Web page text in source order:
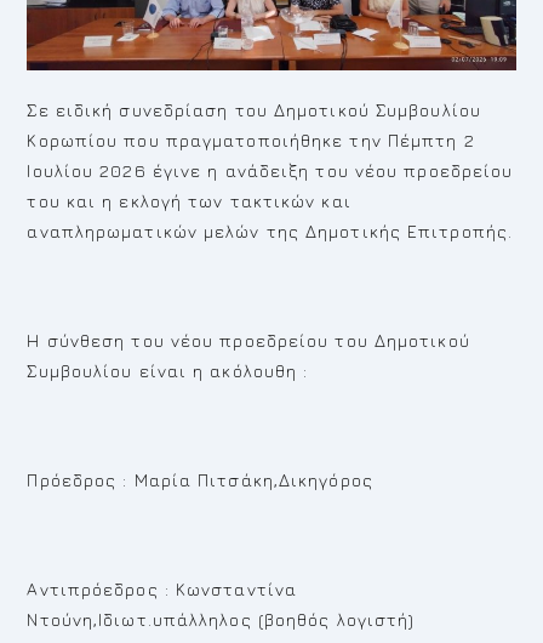
Σε ειδική συνεδρίαση του Δημοτικού Συμβουλίου
Κορωπίου που πραγματοποιήθηκε την Πέμπτη 2
Ιουλίου 2026 έγινε η ανάδειξη του νέου προεδρείου
του και η εκλογή των τακτικών και
αναπληρωματικών μελών της Δημοτικής Επιτροπής.
Η σύνθεση του νέου προεδρείου του Δημοτικού
Συμβουλίου είναι η ακόλουθη :
Πρόεδρος : Μαρία Πιτσάκη,Δικηγόρος
Αντιπρόεδρος : Κωνσταντίνα
Ντούνη,Ιδιωτ.υπάλληλος (βοηθός λογιστή)